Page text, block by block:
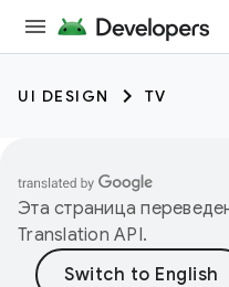
UI DESIGN TV
Эта страница
Translation API.